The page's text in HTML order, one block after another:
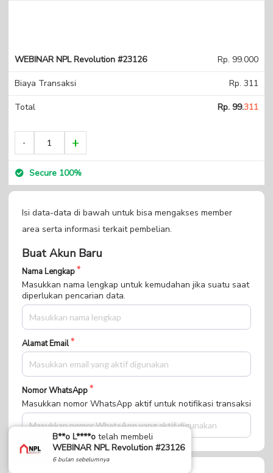
WEBINAR NPL Revolution #23126 Rp. 99.000
Biaya Transaksi Rp. 311
Total Rp. 99.311
Secure 100%
Isi data-data di bawah untuk bisa mengakses member
area serta informasi terkait pembelian.
Buat Akun Baru
Nama Lengkap
Masukkan nama lengkap untuk kemudahan jika suatu saat
diperlukan pencarian data.
Alamat Email
Nomor WhatsApp
Masukkan nomor WhatsApp aktif untuk notifikasi transaksi
B**o L****o telah membeli
WEBINAR NPL Revolution #23126
6 bulan sebelumnya